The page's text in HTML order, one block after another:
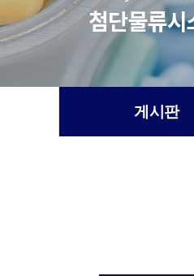
게시판